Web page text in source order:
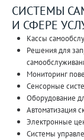
СИСТЕМЫ
И СФЕРЕ
Кассы
Решения для
Мониторинг
Сенсорные
Оборудование
Автоматизация
Электронные
Системы